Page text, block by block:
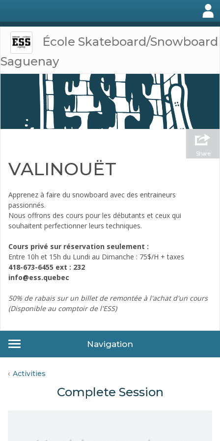
École Skateboard/Snowboard
Saguenay
Share
VALINOUËT
Apprenez à faire du snowboard avec des entraineurs
passionnés.
Nous offrons des cours pour les débutants et ceux qui
souhaitent perfectionner leurs techniques.
Cours privé sur réservation seulement :
Entre 10h et 15h du Lundi au Dimanche : 75$/H + taxes
418-673-6455 ext : 232
info@ess.quebec
50% de rabais sur un billet de remontée à l'achat d'un cours
(Disponible au comptoir de l'ESS)
Navigation
Activities
Complete Session